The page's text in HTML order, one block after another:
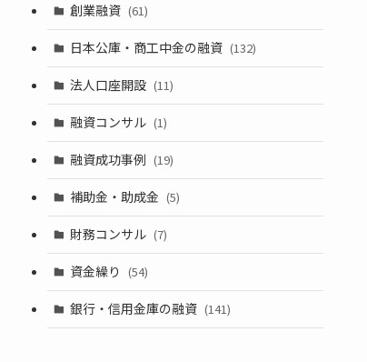
創業融資 (61)
日本公庫・商工中金の融資 (132)
法人口座開設 (11)
融資コンサル (1)
融資成功事例 (19)
補助金・助成金 (5)
財務コンサル (7)
資金繰り (54)
銀行・信用金庫の融資 (141)